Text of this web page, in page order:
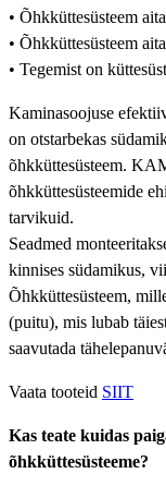
• Õhkküttesüsteem
• Õhkküttesüsteem
• Tegemist on
Kaminasoojuse
on otstarbekas
õhkküttesüsteem.
õhkküttesüsteemide
tarvikuid.
Seadmed
kinnises südamikus,
Õhkküttesüsteem,
(puitu), mis lubab
saavutada
Vaata tooteid SIIT
Kas teate kuidas
õhkküttesüsteeme?